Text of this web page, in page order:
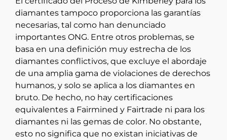
diamantes tampoco proporciona las garantías
necesarias, tal como han denunciado
importantes ONG. Entre otros problemas, se
basa en una definición muy estrecha de los
diamantes conflictivos, que excluye el abordaje
de una amplia gama de violaciones de derechos
humanos, y solo se aplica a los diamantes en
bruto. De hecho, no hay certificaciones
equivalentes a Fairmined y Fairtrade ni para los
diamantes ni las gemas de color. No obstante,
esto no significa que no existan iniciativas de